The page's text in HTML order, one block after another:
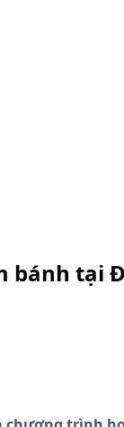
bánh tại